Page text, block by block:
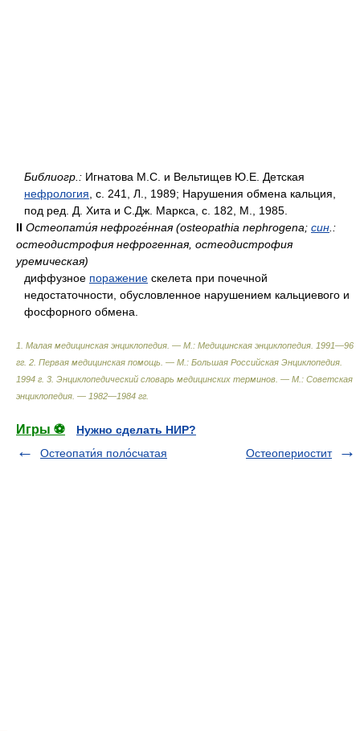
Библиогр.: Игнатова М.С. и Вельтищев Ю.Е. Детская
нефрология , с. 241, Л., 1989; Нарушения обмена кальция,
под ред. Д. Хита и С.Дж. Маркса, с. 182, М., 1985.
II Остеопати́я нефроге́нная (osteopathia nephrogena; син .:
остеодистрофия нефрогенная, остеодистрофия
уремическая)
диффузное поражение скелета при почечной
недостаточности, обусловленное нарушением кальциевого и
фосфорного обмена.
1. Малая медицинская энциклопедия. — М.: Медицинская энциклопедия. 1991—96
гг. 2. Первая медицинская помощь. — М.: Большая Российская Энциклопедия.
1994 г. 3. Энциклопедический словарь медицинских терминов. — М.: Советская
энциклопедия. — 1982—1984 гг
Игры ⚽
Нужно сделать НИР?
Остеопати́я поло́счатая
Остеопериостит